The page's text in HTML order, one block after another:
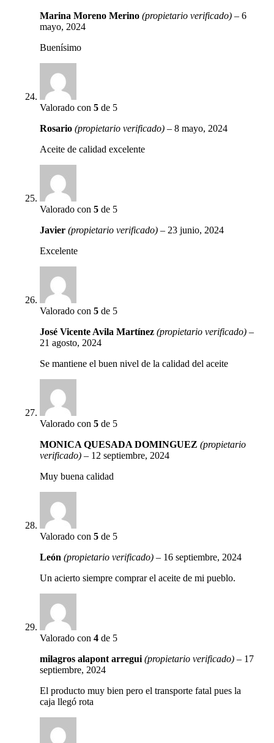
Marina Moreno Merino(propietario verificado) – 6
mayo, 2024
Buenísimo
Valorado con5 de 5
Rosario(propietario verificado) – 8 mayo, 2024
Aceite de calidad excelente
Valorado con5 de 5
Javier(propietario verificado) – 23 junio, 2024
Excelente
Valorado con5 de 5
José Vicente Avila Martínez(propietario verificado) –
21 agosto, 2024
Se mantiene el buen nivel de la calidad del aceite
Valorado con5 de 5
MONICA QUESADA DOMINGUEZ(propietario
verificado) – 12 septiembre, 2024
Muy buena calidad
Valorado con5 de 5
León(propietario verificado) – 16 septiembre, 2024
Un acierto siempre comprar el aceite de mi pueblo.
Valorado con4 de 5
milagros alapont arregui(propietario verificado) – 17
septiembre, 2024
El producto muy bien pero el transporte fatal pues la
caja llegó rota